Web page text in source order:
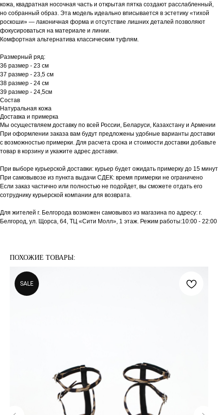
кожа, квадратная носочная часть и открытая пятка создают расслабленный,
но собранный образ. Эта модель идеально вписывается в эстетику «тихой
роскоши» — лаконичная форма и отсутствие лишних деталей позволяют
фокусироваться на материале и линии.
Комфортная альтернатива классическим туфлям.
Размерный ряд:
36 размер - 23 см
37 размер - 23,5 см
38 размер - 24 см
39 размер - 24,5см
Состав
Натуральная кожа
Доставка и примерка
Мы осуществляем доставку по всей России, Беларуси, Казахстану и Армении
При оформлении заказа вам будут предложены удобные варианты доставки
с возможностью примерки. Для расчета срока и стоимости доставки добавьте
товар в корзину и укажите адрес доставки.
При выборе курьерской доставки: курьер будет ожидать примерку до 15 минут
При самовывозе из пункта выдачи СДЕК: время примерки не ограничено
Если заказ частично или полностью не подойдет, вы сможете отдать его
сотруднику курьерской компании для возврата.
Для жителей г. Белгорода возможен самовывоз из магазина по адресу: г.
Белгород, ул. Щорса, 64, ТЦ «Сити Молл», 1 этаж. Режим работы:10:00 - 22:00
ПОХОЖИЕ ТОВАРЫ:
SALE